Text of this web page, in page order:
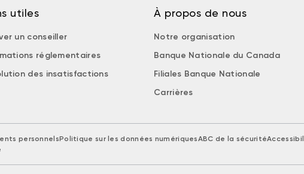
utiles
un conseiller
réglementaires
des insatisfactions
À propos de nous
Notre organisation
Banque Nationale du Canada
Filiales Banque Nationale
Carrières
personnelsPolitique sur les données numériquesABC de la sécurité